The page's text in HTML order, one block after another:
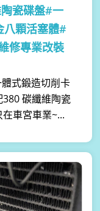
瓷碟盤#一
八顆活塞體#
修專業改裝
式鍛造切削卡
碳纖維陶瓷
在車宮車業~...